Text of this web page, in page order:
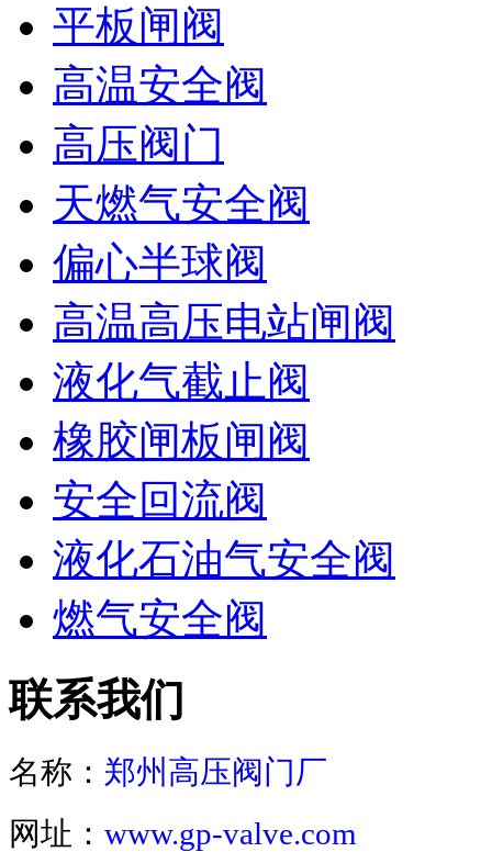
平板闸阀
高温安全阀
高压阀门
天燃气安全阀
偏心半球阀
高温高压电站闸阀
液化气截止阀
橡胶闸板闸阀
安全回流阀
液化石油气安全阀
燃气安全阀
联系我们
名称： 郑州高压阀门厂
网址： www.gp-valve.com